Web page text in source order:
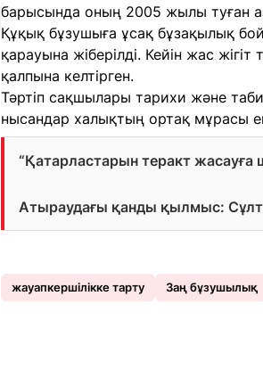
барысында оның 2005 жылы туған
Құқық бұзушыға ұсақ бұзақылық
қарауына жіберілді. Кейін жас
қалпына келтірген.
Тәртіп сақшылары тарихи және
нысандар халықтың ортақ мұрасы
“Қатарластарын теракт
Атыраудағы қанды қылмыс:
жауапкершілікке тарту Заң бұзушылық